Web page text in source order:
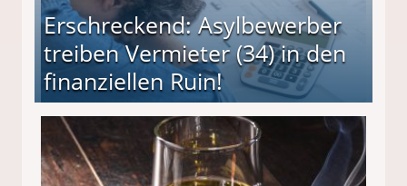
Erschreckend: Asylbewerber
treiben Vermieter (34) in den
finanziellen Ruin!
(34) in den finanziellen Ruin!